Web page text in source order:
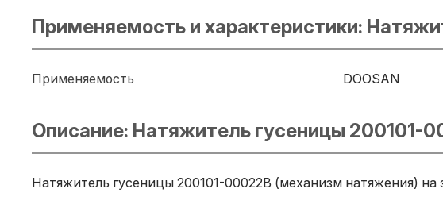
Применяемость и характеристики:
Применяемость DOOSAN
Описание: Натяжитель гусеницы 200101-
Натяжитель гусеницы 200101-00022B (механизм натяжения)